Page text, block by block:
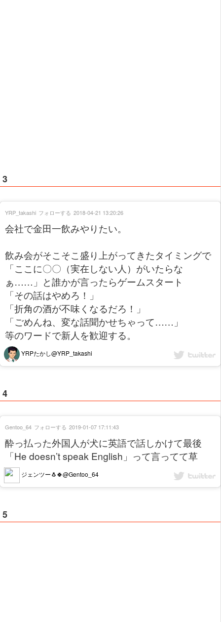
3
会社で金田一飲みやりたい。
飲み会がそこそこ盛り上がってきたタイミングで
「ここに〇〇（実在しない人）がいたらな
ぁ……」と誰かが言ったらゲームスタート
「その話はやめろ！」
「折角の酒が不味くなるだろ！」
「ごめんね、変な話聞かせちゃって……」
等のワードで新人を歓迎する。
YRPたかし@YRP_takashi
YRP_takashi フォローする 2018-04-21 13:20:26
4
酔っ払った外国人が犬に英語で話しかけて最後
「He doesn’t speak English」って言ってて草
ジェンツー🐧🍀@Gentoo_64
Gentoo_64 フォローする 2019-01-07 17:11:43
5